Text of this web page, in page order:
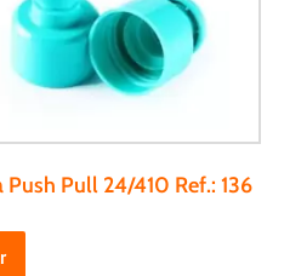
Push Pull 24/410 Ref.: 136